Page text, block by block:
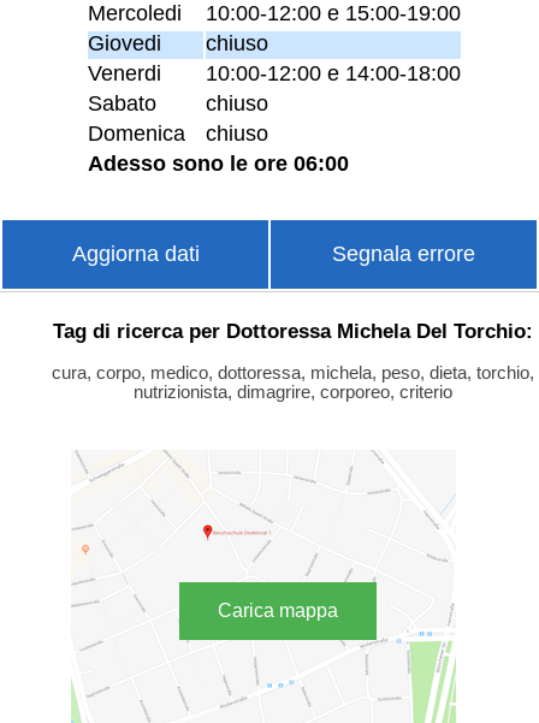
Mercoledi
10:00-12:00 e 15:00-19:00
Giovedi
chiuso
Venerdi
10:00-12:00 e 14:00-18:00
Sabato
chiuso
Domenica
chiuso
Adesso sono le ore 06:00
Aggiorna dati Segnala errore
Tag di ricerca per Dottoressa Michela Del Torchio:
cura, corpo, medico, dottoressa, michela, peso, dieta, torchio,
nutrizionista, dimagrire, corporeo, criterio
Carica mappa